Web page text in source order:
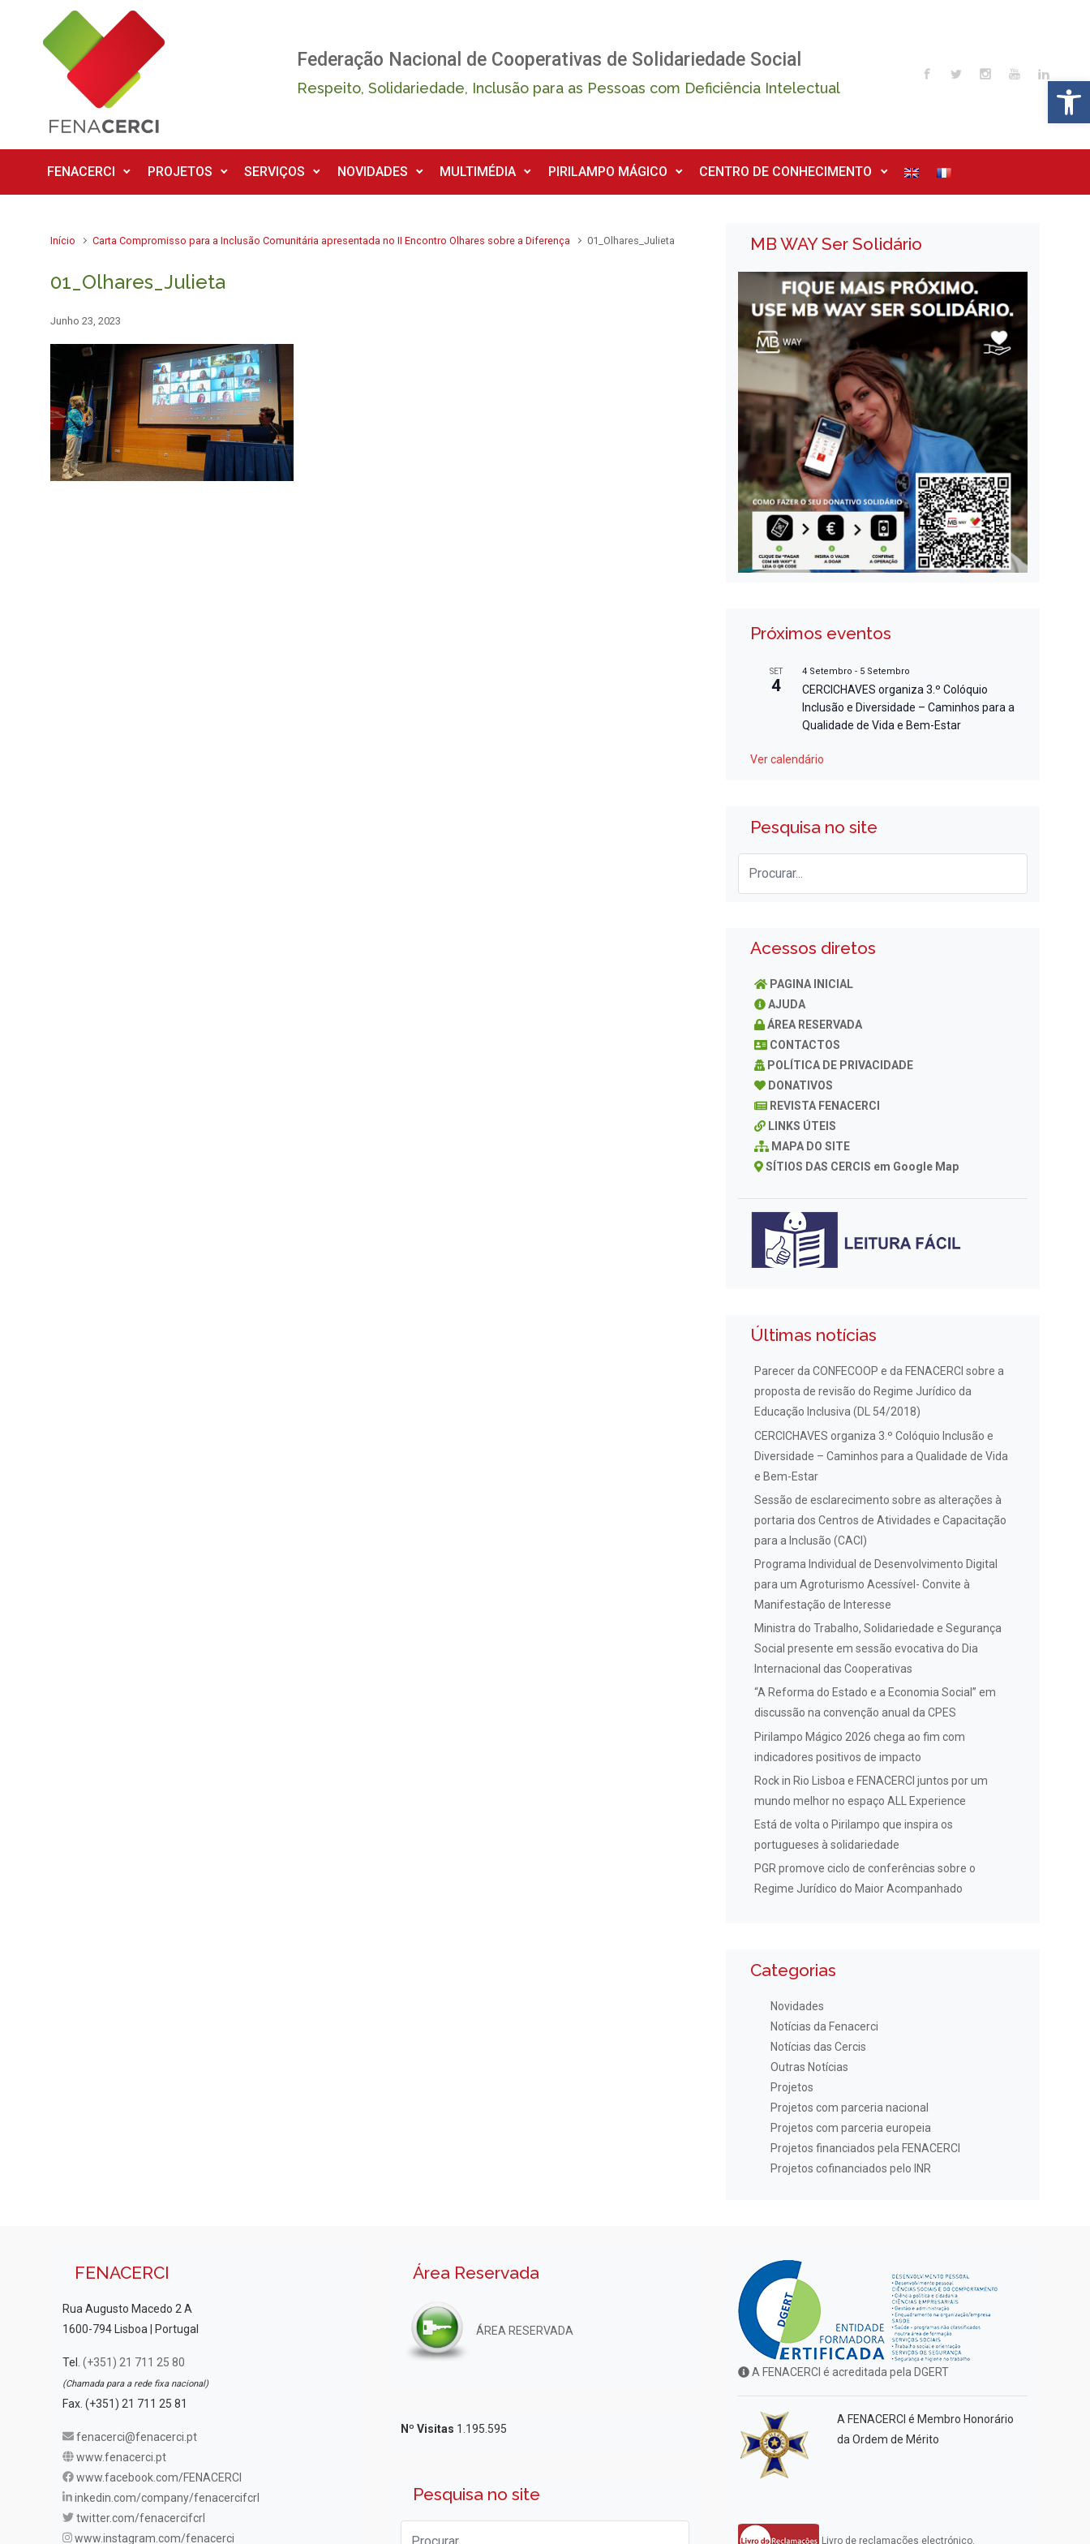
Skip to main content
Federação Nacional de Cooperativas de Solidariedade Social
Respeito, Solidariedade, Inclusão para as Pessoas com Deficiência Intelectual
FENACERCI PROJETOS SERVIÇOS NOVIDADES MULTIMÉDIA PIRILAMPO MÁGICO CENTRO DE CONHECIMENTO
Início Carta Compromisso para a Inclusão Comunitária apresentada no II Encontro Olhares sobre a Diferença 01_Olhares_Julieta
01_Olhares_Julieta
Junho 23, 2023
MB WAY Ser Solidário
Próximos eventos
SET
4
4 Setembro - 5 Setembro
CERCICHAVES organiza 3.º Colóquio
Inclusão e Diversidade – Caminhos para a
Qualidade de Vida e Bem-Estar
Ver calendário
Pesquisa no site
Acessos diretos
PAGINA INICIAL
AJUDA
ÁREA RESERVADA
CONTACTOS
POLÍTICA DE PRIVACIDADE
DONATIVOS
REVISTA FENACERCI
LINKS ÚTEIS
MAPA DO SITE
SÍTIOS DAS CERCIS em Google Map
Últimas notícias
Parecer da CONFECOOP e da FENACERCI sobre a
proposta de revisão do Regime Jurídico da
Educação Inclusiva (DL 54/2018)
CERCICHAVES organiza 3.º Colóquio Inclusão e
Diversidade – Caminhos para a Qualidade de Vida
e Bem-Estar
Sessão de esclarecimento sobre as alterações à
portaria dos Centros de Atividades e Capacitação
para a Inclusão (CACI)
Programa Individual de Desenvolvimento Digital
para um Agroturismo Acessível- Convite à
Manifestação de Interesse
Ministra do Trabalho, Solidariedade e Segurança
Social presente em sessão evocativa do Dia
Internacional das Cooperativas
“A Reforma do Estado e a Economia Social” em
discussão na convenção anual da CPES
Pirilampo Mágico 2026 chega ao fim com
indicadores positivos de impacto
Rock in Rio Lisboa e FENACERCI juntos por um
mundo melhor no espaço ALL Experience
Está de volta o Pirilampo que inspira os
portugueses à solidariedade
PGR promove ciclo de conferências sobre o
Regime Jurídico do Maior Acompanhado
Categorias
Novidades
Notícias da Fenacerci
Notícias das Cercis
Outras Notícias
Projetos
Projetos com parceria nacional
Projetos com parceria europeia
Projetos financiados pela FENACERCI
Projetos cofinanciados pelo INR
FENACERCI
Rua Augusto Macedo 2 A
1600-794 Lisboa | Portugal
Tel. (+351) 21 711 25 80
(Chamada para a rede fixa nacional)
Fax. (+351) 21 711 25 81
fenacerci@fenacerci.pt
www.fenacerci.pt
www.facebook.com/FENACERCI
inkedin.com/company/fenacercifcrl
twitter.com/fenacercifcrl
www.instagram.com/fenacerci
Área Reservada
ÁREA RESERVADA
Nº Visitas 1.195.595
Pesquisa no site
A FENACERCI é acreditada pela DGERT
A FENACERCI é Membro Honorário
da Ordem de Mérito
Livro de reclamações electrónico.